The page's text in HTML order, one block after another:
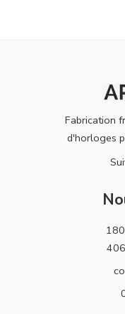
Fabrication
d'horloges